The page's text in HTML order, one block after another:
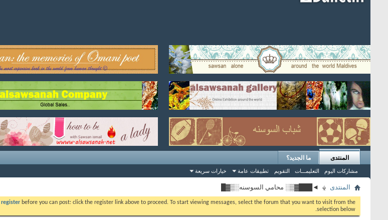
المنتدى
مشاركات اليوم التعليمـــات التقويم تطبيقات عامة خيارات سريعة
ما الجديد؟
المنتدى ◄███▓▒░ محامي السوسنه░▒▓█
register before you can post: click the register link above to proceed. To start viewing messages, select the forum that you want to visit from the
selection below.